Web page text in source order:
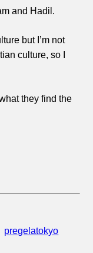
and Hadil.
but I’m not
culture, so I
they find the
pregelatokyo